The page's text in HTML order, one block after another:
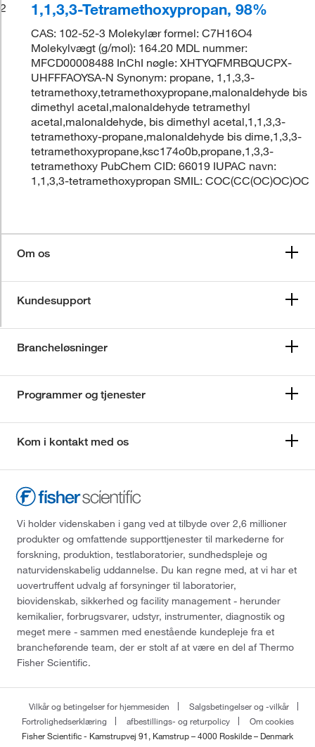
2
1,1,3,3-Tetramethoxypropan, 98%
CAS: 102-52-3 Molekylær formel: C7H16O4
Molekylvægt (g/mol): 164.20 MDL nummer:
MFCD00008488 InChI nøgle: XHTYQFMRBQUCPX-
UHFFFAOYSA-N Synonym: propane, 1,1,3,3-
tetramethoxy,tetramethoxypropane,malonaldehyde bis
dimethyl acetal,malonaldehyde tetramethyl
acetal,malonaldehyde, bis dimethyl acetal,1,1,3,3-
tetramethoxy-propane,malonaldehyde bis dime,1,3,3-
tetramethoxypropane,ksc174o0b,propane,1,3,3-
tetramethoxy PubChem CID: 66019 IUPAC navn:
1,1,3,3-tetramethoxypropan SMIL: COC(CC(OC)OC)OC
Om os
Kundesupport
Brancheløsninger
Programmer og tjenester
Kom i kontakt med os
Vi holder videnskaben i gang ved at tilbyde over 2,6 millioner
produkter og omfattende supporttjenester til markederne for
forskning, produktion, testlaboratorier, sundhedspleje og
naturvidenskabelig uddannelse. Du kan regne med, at vi har et
uovertruffent udvalg af forsyninger til laboratorier,
biovidenskab, sikkerhed og facility management - herunder
kemikalier, forbrugsvarer, udstyr, instrumenter, diagnostik og
meget mere - sammen med enestående kundepleje fra et
brancheførende team, der er stolt af at være en del af Thermo
Fisher Scientific.
Vilkår og betingelser for hjemmesiden
Salgsbetingelser og -vilkår
Fortrolighedserklæring
afbestillings- og returpolicy
Om cookies
Fisher Scientific - Kamstrupvej 91, Kamstrup – 4000 Roskilde – Denmark